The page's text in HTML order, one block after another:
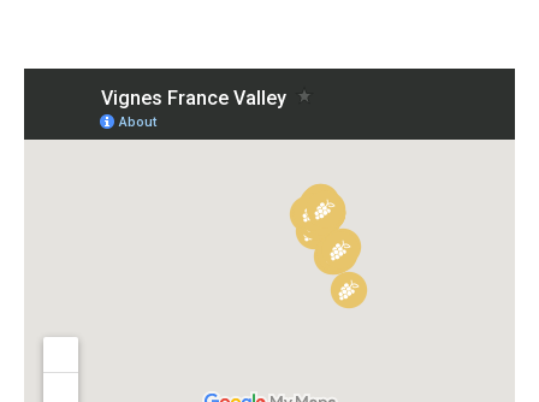
Qui sommes-nous ?
Mon compte
Comparer les produits